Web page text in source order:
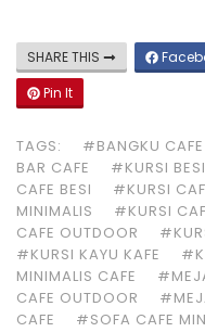
SHARE THIS
Pin It
TAGS: #BANGKU CAFE
BAR CAFE
#KURSI
CAFE BESI
#KURSI
MINIMALIS
#KURSI
CAFE OUTDOOR
#KURSI KAYU KAFE
MINIMALIS CAFE
CAFE OUTDOOR
CAFE
#SOFA CAFE